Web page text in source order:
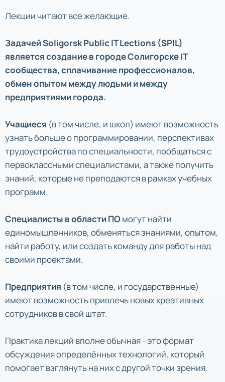
Лекции читают все желающие.
Задачей Soligorsk Public IT Lections (SPIL)
является создание в городе Солигорске IT
сообщества, сплачивание профессионалов,
обмен опытом между людьми и между
предприятиями города.
Учащиеся (в том числе, и школ) имеют возможность
узнать больше о программировании, перспективах
трудоустройства по специальности, пообщаться с
первоклассными специалистами, а также получить
знаний, которые не преподаются в рамках учебных
программ.
Специалисты в области ПОмогут найти
единомышленников, обменяться знаниями, опытом,
найти работу, или создать команду для работы над
своими проектами.
Предприятия (в том числе, и государственные)
имеют возможность привлечь новых креативных
сотрудников в свой штат.
Практика лекций вполне обычная - это формат
обсуждения определённых технологий, который
помогает взглянуть на них с другой точки зрения.